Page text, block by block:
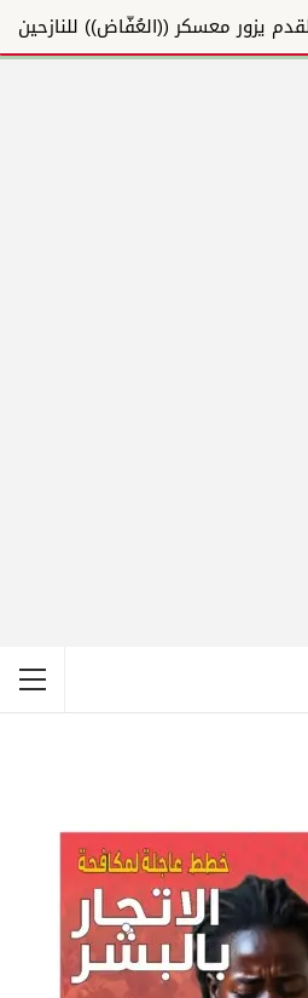
الاتحاد السوداني لكرة القدم يزور معسكر ((العُفّاض)) للنازحين بالشمالية